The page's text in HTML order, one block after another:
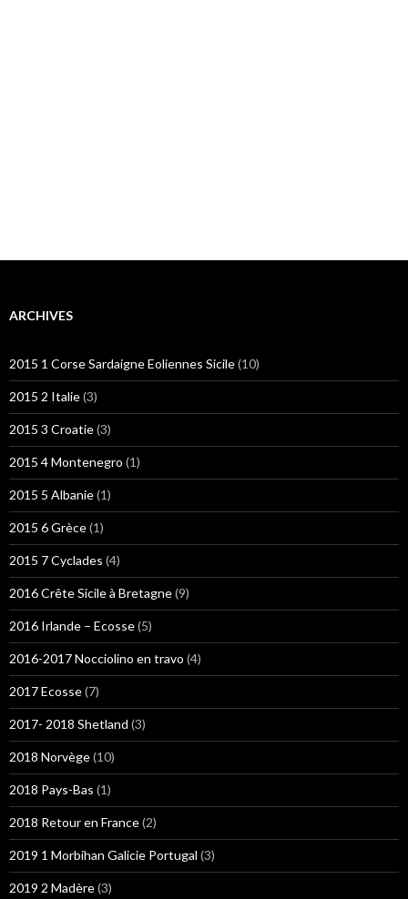
ARCHIVES
2015 1 Corse Sardaigne Eoliennes Sicile(10)
2015 2 Italie(3)
2015 3 Croatie(3)
2015 4 Montenegro (1)
2015 5 Albanie(1)
2015 6 Grèce(1)
2015 7 Cyclades (4)
2016 Crête Sicile à Bretagne(9)
2016 Irlande – Ecosse(5)
2016-2017 Nocciolino en travo (4)
2017 Ecosse(7)
2017- 2018 Shetland (3)
2018 Norvège(10)
2018 Pays-Bas (1)
2018 Retour en France(2)
2019 1 Morbihan Galicie Portugal (3)
2019 2 Madère(3)